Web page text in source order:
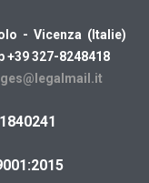
- Vicenza (Italie)
+39 327-8248418